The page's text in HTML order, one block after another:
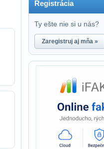
Registrácia
Ty ešte nie si u nás?
Zaregistruj aj mňa »